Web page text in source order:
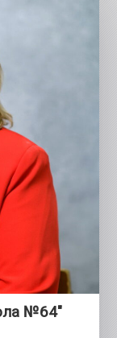
№64"